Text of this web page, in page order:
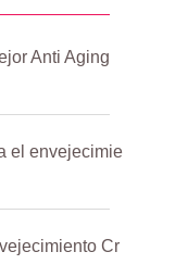
Anti Aging
el envejecimie
Cr